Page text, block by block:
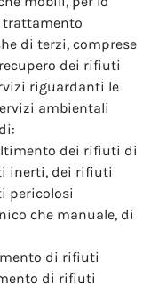
trattamento
di terzi, comprese
dei rifiuti
riguardanti le
ambientali
dei rifiuti di
inerti, dei rifiuti
pericolosi
che manuale, di
di rifiuti
di rifiuti